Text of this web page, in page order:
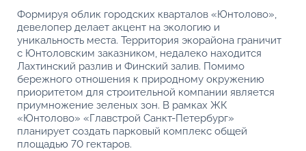
Формируя облик городских кварталов «Юнтолово»,
девелопер делает акцент на экологию и
уникальность места. Территория экорайона граничит
с Юнтоловским заказником, недалеко находится
Лахтинский разлив и Финский залив. Помимо
бережного отношения к природному окружению
приоритетом для строительной компании является
приумножение зеленых зон. В рамках ЖК
«Юнтолово» «Главстрой Санкт-Петербург»
планирует создать парковый комплекс общей
площадью 70 гектаров.